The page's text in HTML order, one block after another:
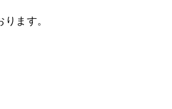
ます。